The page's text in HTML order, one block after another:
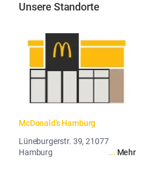
Unsere Standorte
McDonald's Hamburg
Lüneburgerstr. 39, 21077
Hamburg
... Mehr